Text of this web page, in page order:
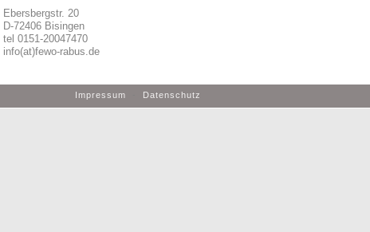
Ebersbergstr. 20
D-72406 Bisingen
tel 0151-20047470
info(at)fewo-rabus.de
Impressum Datenschutz